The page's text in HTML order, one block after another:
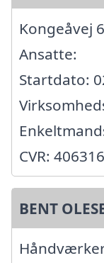
Kongeåvej
Ansatte:
Startdato:
CVR:
BENT